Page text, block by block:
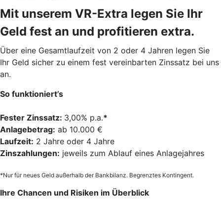
Mit unserem VR-Extra legen Sie Ihr
Geld fest an und profitieren extra.
Über eine Gesamtlaufzeit von 2 oder 4 Jahren legen Sie
Ihr Geld sicher zu einem fest vereinbarten Zinssatz bei uns
an.
So funktioniert’s
Fester Zinssatz: 3,00% p.a.*
Anlagebetrag: ab 10.000 €
Laufzeit: 2 Jahre oder 4 Jahre
Zinszahlungen: jeweils zum Ablauf eines Anlagejahres
*Nur für neues Geld außerhalb der Bankbilanz. Begrenztes Kontingent.
Ihre Chancen und Risiken im Überblick